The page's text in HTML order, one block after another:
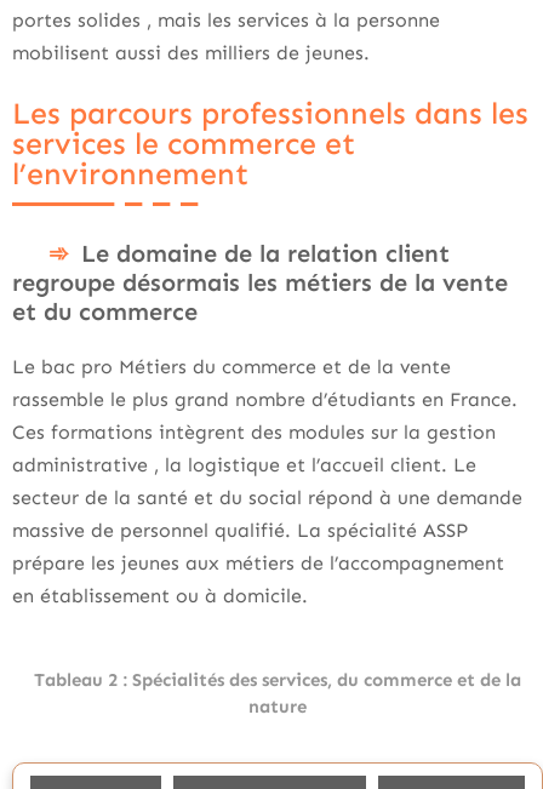
portes solides , mais les services à la personne
mobilisent aussi des milliers de jeunes.
Les parcours professionnels dans les
services le commerce et
l’environnement
Le domaine de la relation client
regroupe désormais les métiers de la vente
et du commerce
Le bac pro Métiers du commerce et de la vente
rassemble le plus grand nombre d’étudiants en France.
Ces formations intègrent des modules sur la gestion
administrative , la logistique et l’accueil client. Le
secteur de la santé et du social répond à une demande
massive de personnel qualifié. La spécialité ASSP
prépare les jeunes aux métiers de l’accompagnement
en établissement ou à domicile.
Tableau 2 : Spécialités des services, du commerce et de la
nature